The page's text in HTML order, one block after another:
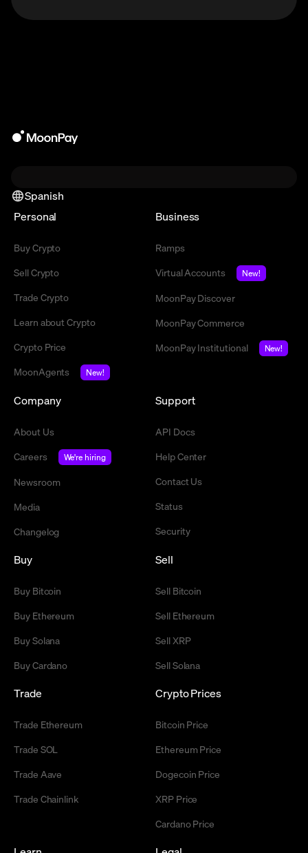
Spanish
Personal
Buy Crypto
Sell Crypto
Trade Crypto
Learn about Crypto
Crypto Price
MoonAgents
New!
Business
Ramps
Virtual Accounts
New!
MoonPay Discover
MoonPay Commerce
MoonPay Institutional
New!
Company
About Us
Careers
We're hiring
Newsroom
Media
Changelog
Support
API Docs
Help Center
Contact Us
Status
Security
Buy
Buy Bitcoin
Buy Ethereum
Buy Solana
Buy Cardano
Sell
Sell Bitcoin
Sell Ethereum
Sell XRP
Sell Solana
Trade
Trade Ethereum
Trade SOL
Trade Aave
Trade Chainlink
Crypto Prices
Bitcoin Price
Ethereum Price
Dogecoin Price
XRP Price
Cardano Price